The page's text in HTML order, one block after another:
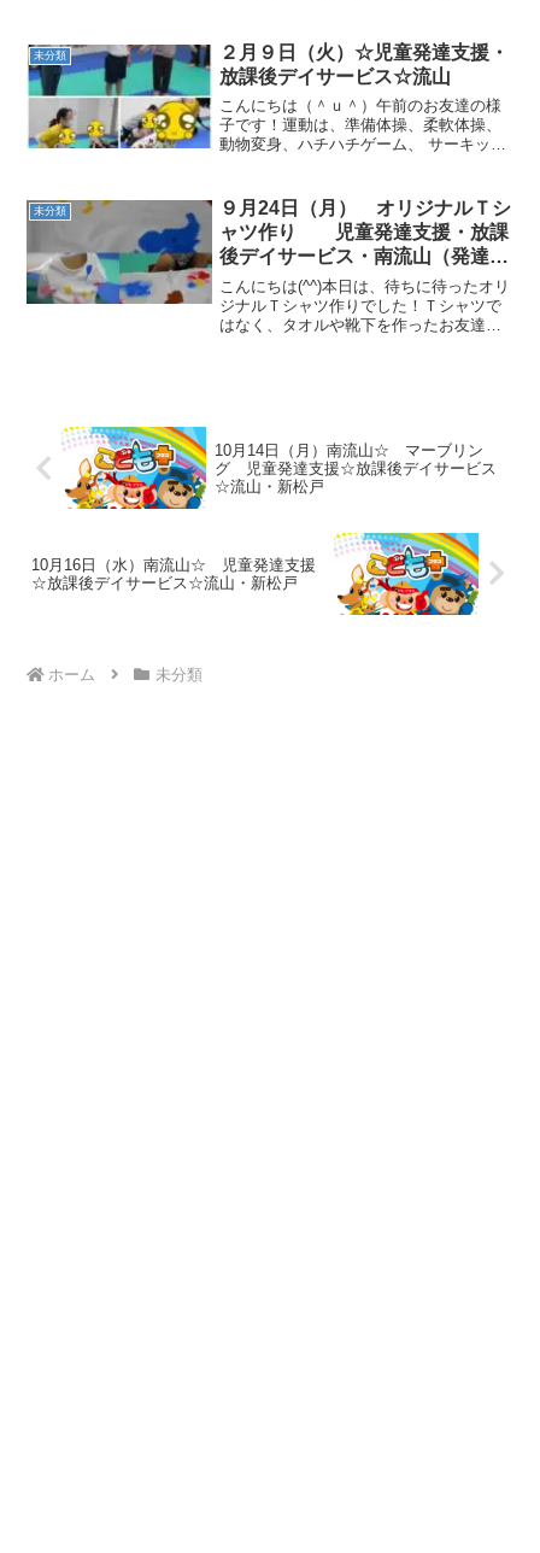
では、クマのカップタッチ、フープジャ
ンプ、前転、トラン...
未分類
２月９日（火）☆児童発達支援・
放課後デイサービス☆流山
こんにちは（＾ｕ＾）午前のお友達の様
子です！運動は、準備体操、柔軟体操、
動物変身、ハチハチゲーム、 サーキット
転・跳び箱 を行いました。 午後のお友
達の様子です！制作は...
未分類
９月24日（月） オリジナルＴシ
ャツ作り 児童発達支援・放課
後デイサービス・南流山（発達障
害・ADHD・自閉症・姿勢が悪
い・体幹・粗大運動・発語）
こんにちは(^^)本日は、待ちに待ったオリ
ジナルＴシャツ作りでした！Ｔシャツで
はなく、タオルや靴下を作ったお友達も
10月14日（月）南流山☆ マーブリン
グ 児童発達支援☆放課後デイサービス
☆流山・新松戸
10月16日（水）南流山☆ 児童発達支援
☆放課後デイサービス☆流山・新松戸
ホーム 未分類